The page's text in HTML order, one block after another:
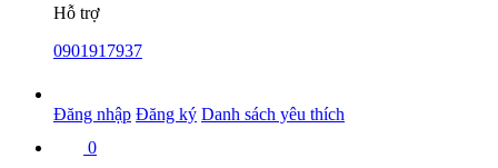
Hỗ trợ
0901917937
Đăng nhập Đăng ký Danh sách yêu thích
0